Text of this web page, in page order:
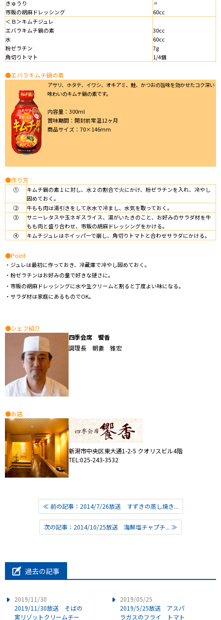
きゅうり
市販の胡麻ドレッシング
〃
60cc
＜Ｂ＞キムチジュレ
エバラキムチ鍋の素
水
粉ゼラチン
角切りトマト
30cc
60cc
7g
1/4個
●エバラキムチ鍋の素
アサリ、ホタテ、イワシ、オキアミ、鮭、かつおの旨味を効かせたコク深い
味わいのキムチ鍋の素です。
内容量：300ml
賞味期間：開封前常温12ヶ月
商品サイズ：70×146mm
●作り方
①
キムチ鍋の素１に対し、水２の割合で火にかけ、粉ゼラチンを入れ、冷やし
固めておく。
②
牛もも肉は湯引きをして氷水で冷まし、水気を取っておく。
③
サニーレタスや玉ネギスライス、湯がいたきのこと、お好みのサラダ材を牛
もも肉と盛り合わせ、市販の胡麻ドレッシングをかける。
④
キムチジュレはホイッパーで崩し、角切りトマトと合わせサラダにかける。
●Point
・ジュレは最初に作っておき、冷蔵庫で冷やし固めておく。
・粉ゼラチンはお好みの量で好きな硬さに。
・市販の胡麻ドレッシングに水や生クリームと割ると丁度よい味になる。
・サラダ材は家庭にあるものでOK。
●シェフ紹介
四季会席 饗香
調理長 朝妻 雅宏
●お店
新潟市中央区東大通1-2-5 クオリスビル4階
TEL:025-243-3532
≪ 前の記事：2014/7/26放送 すずきの蒸し焼き...
次の記事：2014/10/25放送 海鮮塩チャプチ... ≫
過去の記事
2019/11/30
2019/11/30放送 そばの
実リゾットクリームチー
2019/05/25
2019/5/25放送 アスパ
ラガスのフライ トマト